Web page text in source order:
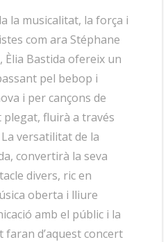
la musicalitat, la força i
com ara Stéphane
Èlia Bastida ofereix un
pel bebop i
i per cançons de
fluirà a través
versatilitat de la
convertirà la seva
divers, ric en
oberta i lliure
amb el públic i la
faran d’aquest concert